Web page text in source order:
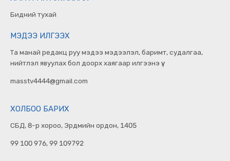
Бидний тухай
МЭДЭЭ ИЛГЭЭХ
Та манай редакц руу мэдээ мэдээлэл, баримт, судалгаа,
нийтлэл явуулах бол доорх хаягаар илгээнэ үү.
masstv4444@gmail.com
ХОЛБОО БАРИХ
СБД, 8-р хороо, Эрдмийн ордон, 1405
99 100 976, 99 109792